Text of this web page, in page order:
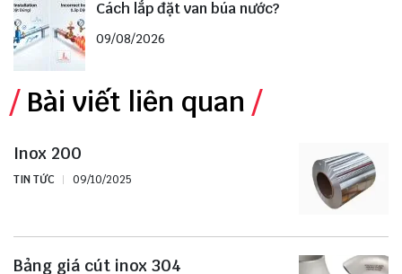
Cách lắp đặt van búa nước?
09/08/2026
Bài viết liên quan
Inox 200
TIN TỨC 09/10/2025
Bảng giá cút inox 304